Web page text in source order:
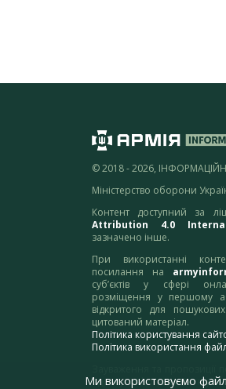
© 2018 - 2026,
Міністерство оборони
Контент доступний за
Attribution 4.0
зазначено інше.
При використанні
посилання на
суб’єктів у сфері
розміщення у першому
відкритого для
цитований матеріал.
Політика користування
Політика використання
адресу:
Ми використовуємо